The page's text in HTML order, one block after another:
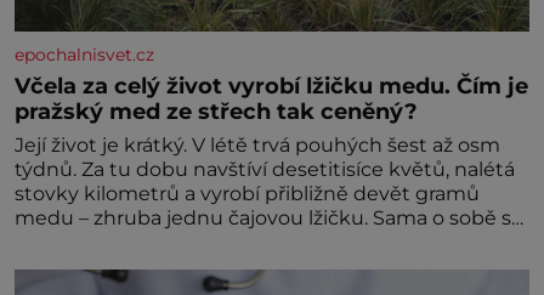
epochalnisvet.cz
Včela za celý život vyrobí lžičku medu. Čím je
pražský med ze střech tak ceněný?
Její život je krátký. V létě trvá pouhých šest až osm
týdnů. Za tu dobu navštíví desetitisíce květů, nalétá
stovky kilometrů a vyrobí přibližně devět gramů
medu – zhruba jednu čajovou lžičku. Sama o sobě se
dalšími desítkami tisíc příslušnic svého včelstva,